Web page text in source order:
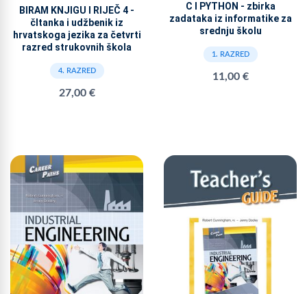
BIRAM KNJIGU I RIJEČ 4 -
čItanka i udžbenik iz
hrvatskoga jezika za četvrti
razred strukovnih škola
4. RAZRED
27,00 €
C I PYTHON - zbirka
zadataka iz informatike za
srednju školu
1. RAZRED
11,00 €